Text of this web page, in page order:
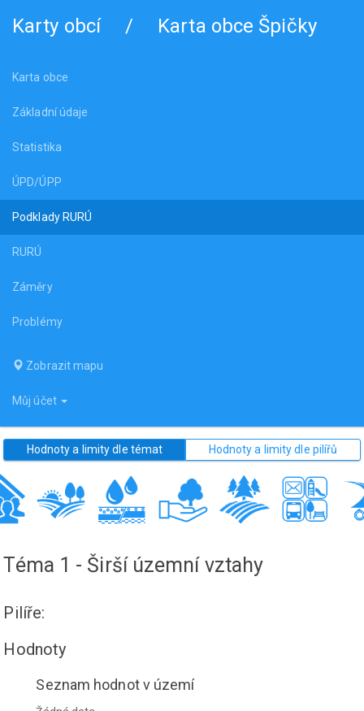
Karty obcí / Karta obce Špičky
Karta obce
Základní údaje
Statistika
ÚPD/ÚPP
Podklady RURÚ
RURÚ
Záměry
Problémy
Zobrazit mapu
Můj účet
Hodnoty a limity dle témat Hodnoty a limity dle pilířů
Téma 1 - Širší územní vztahy
Pilíře:
Hodnoty
Seznam hodnot v území